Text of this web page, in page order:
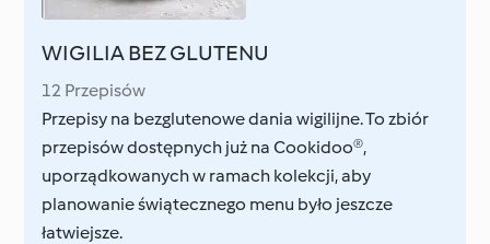
WIGILIA BEZ GLUTENU
12 Przepisów
Przepisy na bezglutenowe dania wigilijne. To zbiór
przepisów dostępnych już na Cookidoo®,
uporządkowanych w ramach kolekcji, aby
planowanie świątecznego menu było jeszcze
łatwiejsze.